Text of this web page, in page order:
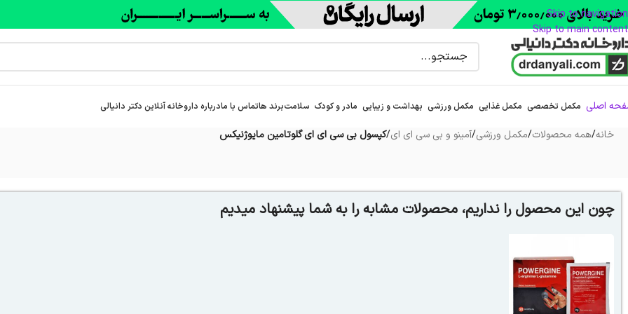
Skip to navigation
Skip to main content
اصلی مکمل تخصصی مکمل غذایی مکمل ورزشی بهداشت و زیبایی مادر و کودک سلامتبرند هاتماس با مادرباره‌ داروخانه آنلاین دکتر دانیالی
خانه/همه محصولات/مکمل ورزشی/آمینو و بی سی ای ای/کپسول بی سی ای ای گلوتامین مایوژنیکس
چون این محصول را نداریم، محصولات مشابه را به شما پیشنهاد میدیم